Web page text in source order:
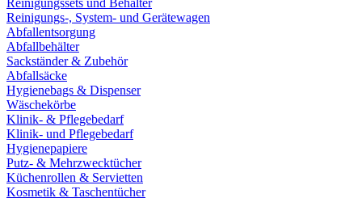
Reinigungssets und Behälter
Reinigungs-, System- und Gerätewagen
Abfallentsorgung
Abfallbehälter
Sackständer & Zubehör
Abfallsäcke
Hygienebags & Dispenser
Wäschekörbe
Klinik- & Pflegebedarf
Klinik- und Pflegebedarf
Hygienepapiere
Putz- & Mehrzwecktücher
Küchenrollen & Servietten
Kosmetik & Taschentücher